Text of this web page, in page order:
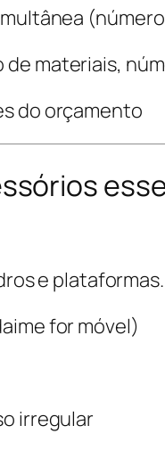
materiais,
do orçamento
e
for móvel)
irregular